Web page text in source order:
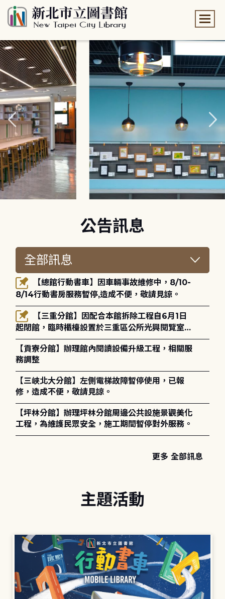
公告訊息
8/14行動書房服務暫停,造成不便，敬請見諒。
起閉館，臨時櫃檯設置於三重區公所光興閱覽室，
造成不便，敬請見諒。
【貢寮分館】辦理館內閱讀設備升級工程，相關服
務調整
【三峽北大分館】左側電梯故障暫停使用，已報
修，造成不便，敬請見諒。
【坪林分館】辦理坪林分館周邊公共設施景觀美化
工程，為維護民眾安全，施工期間暫停對外服務。
更多 全部訊息
主題活動